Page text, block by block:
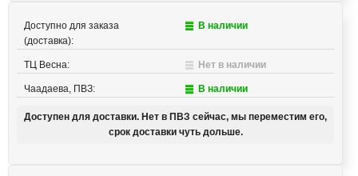
Доступно для заказа
(доставка):
В наличии
ТЦ Весна: Нет в наличии
Чаадаева, ПВЗ: В наличии
Доступен для доставки. Нет в ПВЗ сейчас, мы переместим его,
срок доставки чуть дольше.